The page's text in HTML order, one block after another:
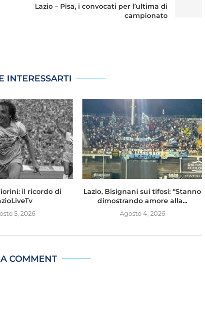
Lazio – Pisa, i convocati per l’ultima di
campionato
INTERESSARTI
il ricordo di
5, 2026
Lazio, Bisignani sui tifosi: “Stanno
dimostrando amore alla...
Agosto 4, 2026
COMMENT